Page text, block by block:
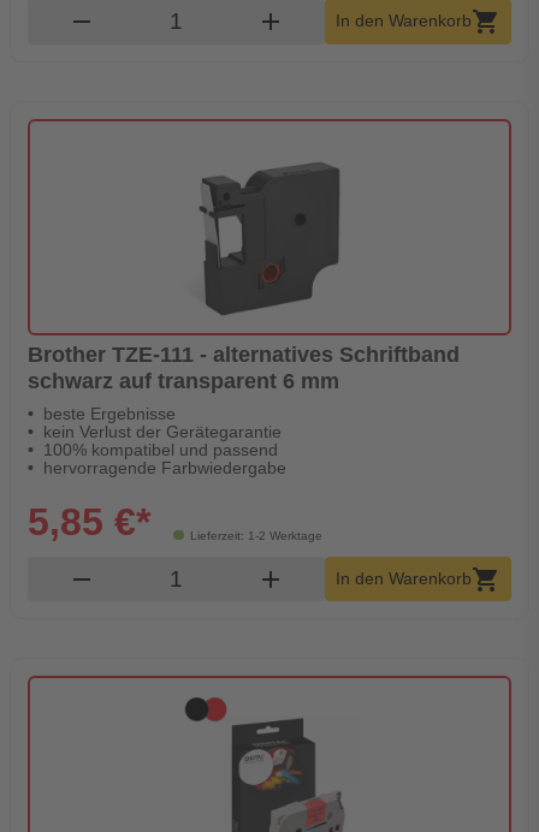
remove Produkt Warenkorb Menge
add In den Warenkorbshopping_cart
Brother TZE-111 - alternatives Schriftband
schwarz auf transparent 6 mm
beste Ergebnisse
kein Verlust der Gerätegarantie
100% kompatibel und passend
hervorragende Farbwiedergabe
Lieferzeit: 1-2 Werktage
5,85 €*
remove Produkt Warenkorb Menge
add In den Warenkorbshopping_cart